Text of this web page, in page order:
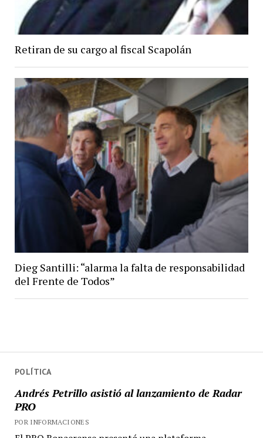
POLÍTICA
Andrés Petrillo asistió al lanzamiento de Radar
PRO
POR INFORMACIONES
Retiran de su cargo al fiscal Scapolán
Dieg Santilli: “alarma la falta de responsabilidad
del Frente de Todos”